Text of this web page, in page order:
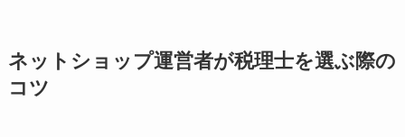
ネットショップ運営者が税理士を選ぶ際の
コツ